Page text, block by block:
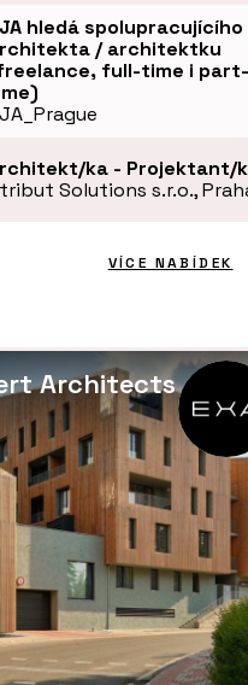
hledá spolupracujícího
/ architektku
full-time i part-
ka - Projektant/
Solutions s.r.o.,
VÍCE NABÍDEK
Architects